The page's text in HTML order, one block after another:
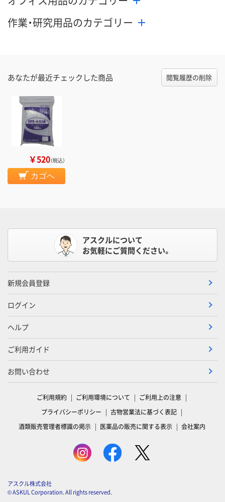
作業・研究用品のカテゴリー
あなたが最近チェックした商品 閲覧履歴の削除
￥520（税込）
カゴへ
アスクルについて
お気軽にご質問ください。
新規会員登録
ログイン
ヘルプ
ご利用ガイド
お問い合わせ
ご利用規約 ご利用環境について
ご利用上の注意
プライバシーポリシー
古物営業法に基づく表記
酒類販売管理者標識の掲示
医薬品の販売に関する表示 会社案内
アスクル株式会社
© ASKUL Corporation. All rights reserved.